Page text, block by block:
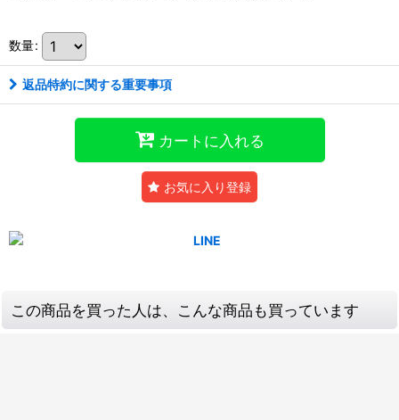
数量:
返品特約に関する重要事項
カートに入れる
お気に入り登録
この商品を買った人は、こんな商品も買っています